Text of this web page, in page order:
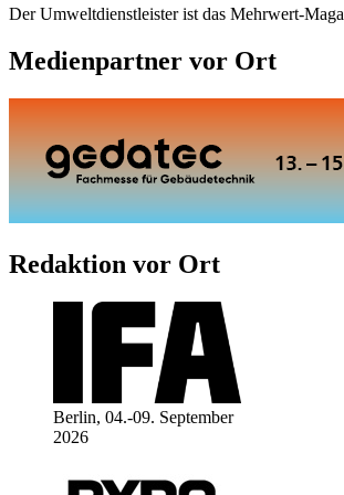
Der Umweltdienstleister ist das Mehrwert-
Medienpartner vor Ort
Redaktion vor Ort
Berlin, 04.-09. September
2026